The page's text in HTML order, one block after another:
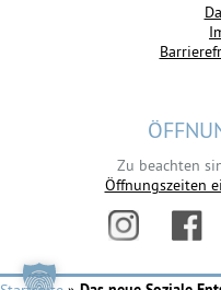
Zu beachten
Öffnungszeiten